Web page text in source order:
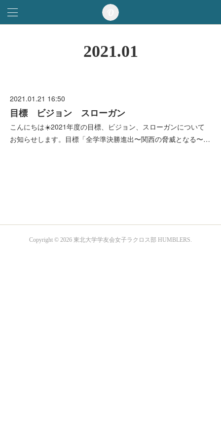
2021.01
2021.01.21 16:50
目標 ビジョン スローガン
こんにちは☀️2021年度の目標、ビジョン、スローガンについて
お知らせします。目標「全学準決勝進出〜関西の脅威となる〜…
Copyright © 2026 東北大学学友会女子ラクロス部 HUMBLERS.